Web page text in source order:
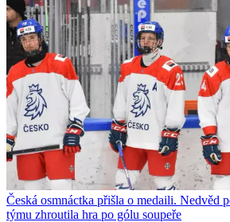
Česká osmnáctka přišla o medaili. Nedvěd
týmu zhroutila hra po gólu soupeře